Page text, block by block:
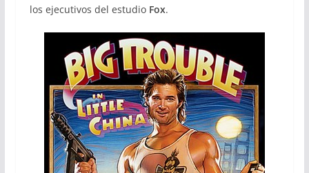
los ejecutivos del estudioFox.